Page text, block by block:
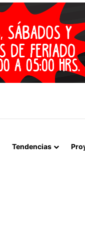
AL CEMENTERIO
Tendencias